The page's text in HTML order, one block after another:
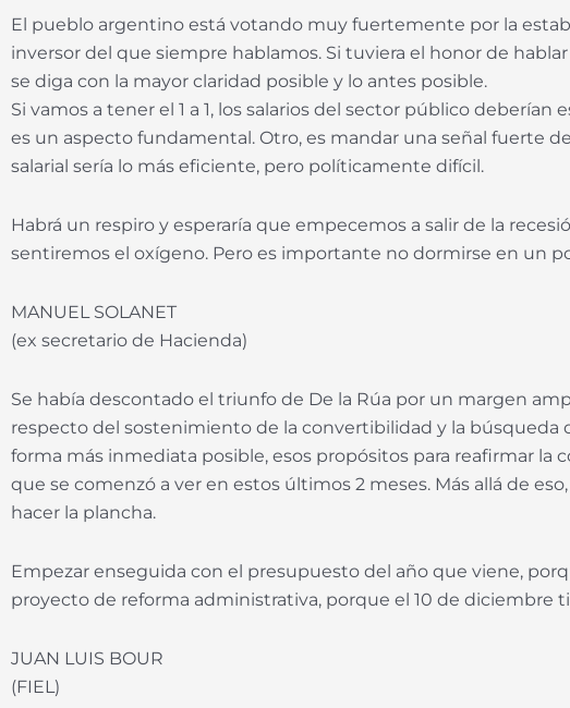
El pueblo argentino está votando muy fuertemente por la
inversor del que siempre hablamos. Si tuviera el honor de
se diga con la mayor claridad posible y lo antes posible.
Si vamos a tener el 1 a 1, los salarios del sector público deberían
es un aspecto fundamental. Otro, es mandar una señal fuerte
salarial sería lo más eficiente, pero políticamente difícil.
Habrá un respiro y esperaría que empecemos a salir de la
sentiremos el oxígeno. Pero es importante no dormirse en un
MANUEL SOLANET
(ex secretario de Hacienda)
Se había descontado el triunfo de De la Rúa por un margen
respecto del sostenimiento de la convertibilidad y la búsqueda
forma más inmediata posible, esos propósitos para reafirmar la
que se comenzó a ver en estos últimos 2 meses. Más allá de
hacer la plancha.
Empezar enseguida con el presupuesto del año que viene,
proyecto de reforma administrativa, porque el 10 de diciembre
JUAN LUIS BOUR
(FIEL)